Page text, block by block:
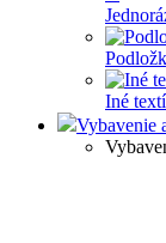
Iné
Vybavenie